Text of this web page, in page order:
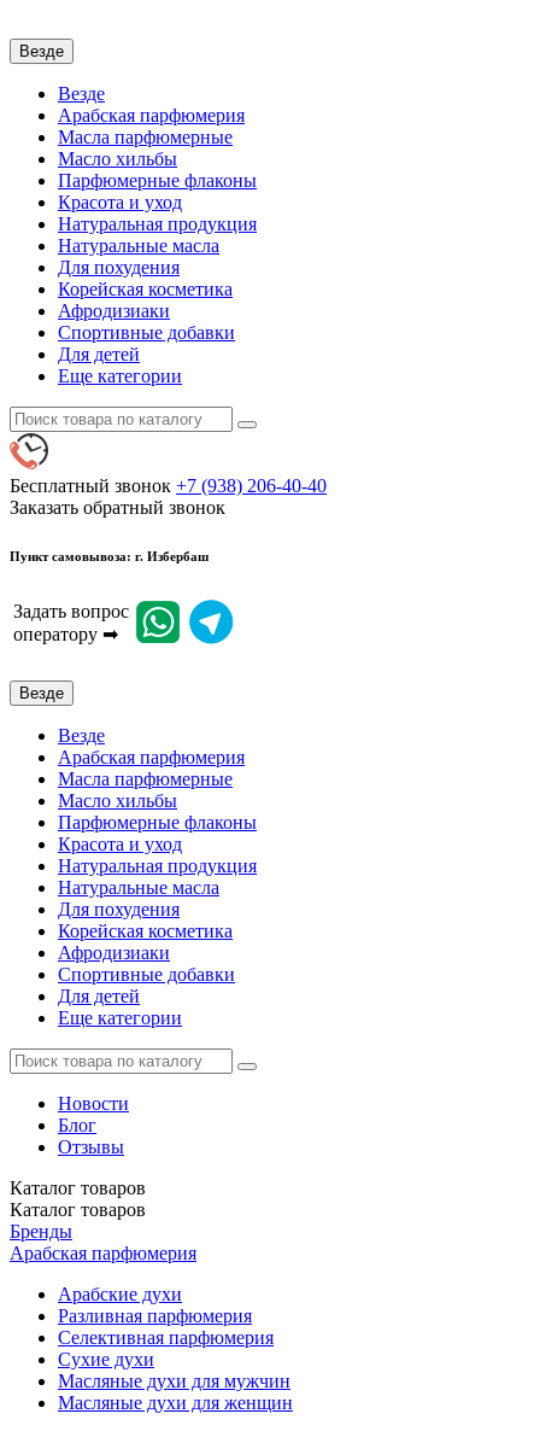
Везде
Везде
Арабская парфюмерия
Масла парфюмерные
Масло хильбы
Парфюмерные флаконы
Красота и уход
Натуральная продукция
Натуральные масла
Для похудения
Корейская косметика
Афродизиаки
Спортивные добавки
Для детей
Еще категории
Бесплатный звонок +7 (938) 206-40-40
Заказать обратный звонок
Пункт самовывоза: г. Избербаш
Задать вопрос
оператору ➡
Везде
Везде
Арабская парфюмерия
Масла парфюмерные
Масло хильбы
Парфюмерные флаконы
Красота и уход
Натуральная продукция
Натуральные масла
Для похудения
Корейская косметика
Афродизиаки
Спортивные добавки
Для детей
Еще категории
Новости
Блог
Отзывы
Каталог товаров
Каталог товаров
Бренды
Арабская парфюмерия
Арабские духи
Разливная парфюмерия
Селективная парфюмерия
Сухие духи
Масляные духи для мужчин
Масляные духи для женщин